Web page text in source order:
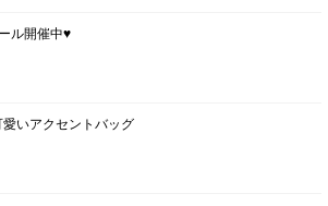
ル開催中♥
愛いアクセントバッグ